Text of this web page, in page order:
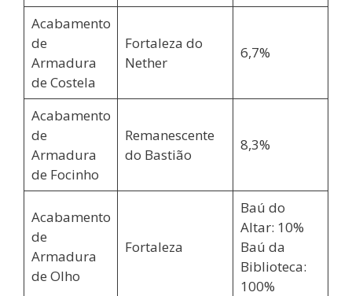
Acabamento
de
Armadura
de Costela
Fortaleza do
Nether
6,7%
Acabamento
de
Armadura
de Focinho
Remanescente
do Bastião
8,3%
Acabamento
de
Armadura
de Olho
Fortaleza
Baú do
Altar: 10%
Baú da
Biblioteca:
100%